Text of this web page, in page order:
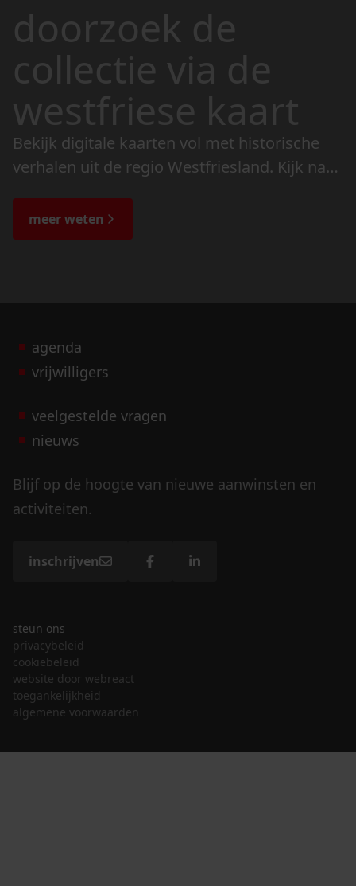
doorzoek de
collectie via de
westfriese kaart
Bekijk digitale kaarten vol met historische
verhalen uit de regio Westfriesland. Kijk naar
de bijzondere verhalen.
meer weten
agenda
vrijwilligers
veelgestelde vragen
nieuws
Blijf op de hoogte van nieuwe aanwinsten en
activiteiten.
inschrijven
steun ons
privacybeleid
cookiebeleid
website door webreact
toegankelijkheid
algemene voorwaarden